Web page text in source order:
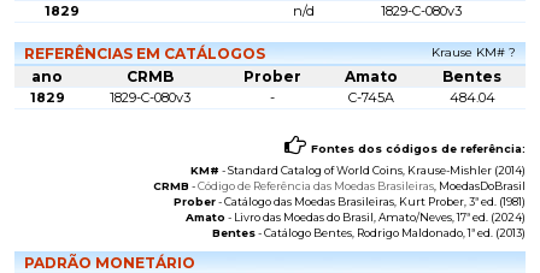
1829 n/d 1829-C-080v3
REFERÊNCIAS EM CATÁLOGOS Krause KM# ?
ano CRMB Prober Amato Bentes
1829 1829-C-080v3 - C-745A 484.04
Fontes dos códigos de referência:
KM# -Standard Catalog of World Coins , Krause-Mishler (2014)
CRMB -Código de Referência das Moedas Brasileiras , MoedasDoBrasil
Prober-Catálogo das Moedas Brasileiras , Kurt Prober, 3ª ed. (1981)
Amato - Livro das Moedas do Brasil , Amato/Neves, 17ª ed. (2024)
Bentes-Catálogo Bentes , Rodrigo Maldonado, 1ª ed. (2013)
PADRÃO MONETÁRIO